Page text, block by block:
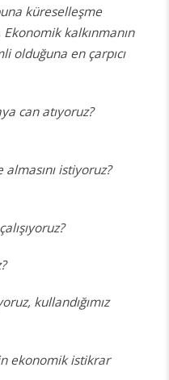
küreselleşme
kalkınmanın
olduğuna en çarpıcı
can atıyoruz?
istiyoruz?
kullandığımız
ekonomik istikrar